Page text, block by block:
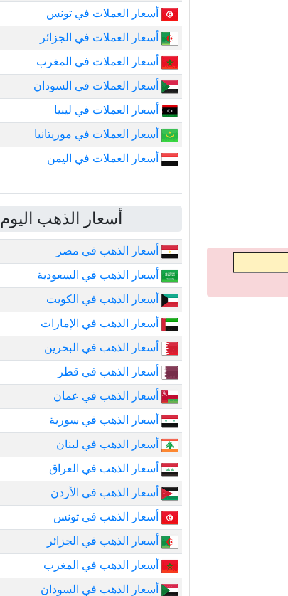
أسعار العملات في تونس
أسعار العملات في الجزائر
أسعار العملات في المغرب
أسعار العملات في السودان
أسعار العملات في ليبيا
أسعار العملات في موريتانيا
أسعار العملات في اليمن
أسعار الذهب اليوم
أسعار الذهب في مصر
أسعار الذهب في السعودية
أسعار الذهب في الكويت
أسعار الذهب في الإمارات
أسعار الذهب في البحرين
أسعار الذهب في قطر
أسعار الذهب في عمان
أسعار الذهب في سورية
أسعار الذهب في لبنان
أسعار الذهب في العراق
أسعار الذهب في الأردن
أسعار الذهب في تونس
أسعار الذهب في الجزائر
أسعار الذهب في المغرب
أسعار الذهب في السودان